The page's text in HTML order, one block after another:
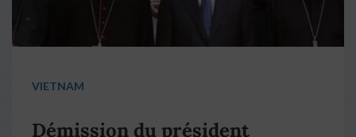
VIETNAM
Démission du président